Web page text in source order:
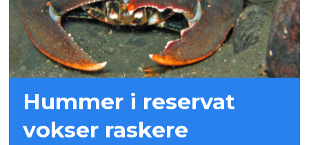
Hummer i reservat
vokser raskere